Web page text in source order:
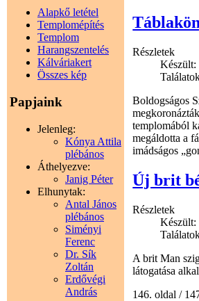
Alapkő letétel
Templomépítés
Templom
Harangszentelés
Kálváriakert
Összes kép
Papjaink
Jelenleg:
Kónya Attila
plébános
Áthelyezve:
Janig Péter
Elhunytak:
Antal János
plébános
Siményi
Ferenc
Dr. Sík
Zoltán
Erdővégi
András
Részletek
Készült:
Boldogságos
templomából
megáldotta a
imádságos
Új brit
Részletek
Készült:
A brit Man
látogatása
146. oldal /